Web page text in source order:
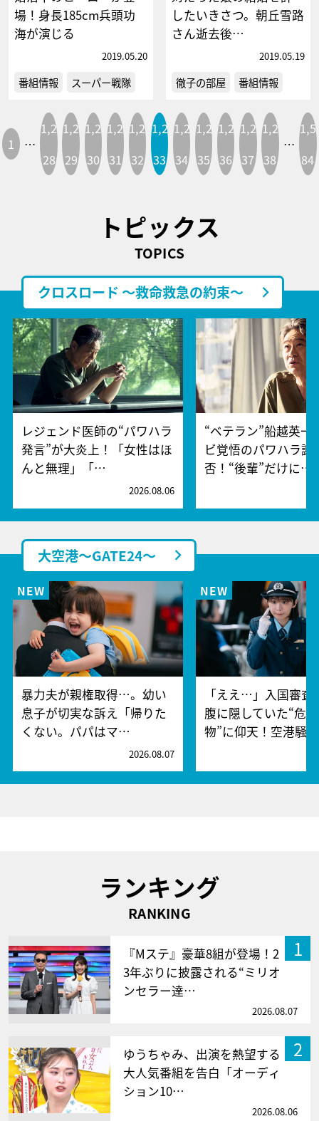
場！身長185cm兵頭功
海が演じる
2019.05.20
番組情報 スーパー戦隊
したいきさつ。朝丘雪路
さん逝去後…
2019.05.19
徹子の部屋 番組情報
1 …
1,2
28
1,2
29
1,2
30
1,2
31
1,2
32
1,2
33
1,2
34
1,2
35
1,2
36
1,2
37
1,2
38
…
1,5
84
トピックス
TOPICS
クロスロード ～救命救急の約束～
レジェンド医師の“パワハラ
発言”が大炎上！「女性はほ
んと無理」「…
2026.08.06
“ベテラン”船越英一
ビ覚悟のパワハラ謝
否！“後輩”だけに…
大空港～GATE24～
暴力夫が親権取得…。幼い
息子が切実な訴え「帰りた
くない。パパはマ…
2026.08.07
「ええ…」入国審査
腹に隠していた“危
物”に仰天！空港騒
ランキング
RANKING
1
『Mステ』豪華8組が登場！2
3年ぶりに披露される“ミリオ
ンセラー達…
2026.08.07
2
ゆうちゃみ、出演を熱望する
大人気番組を告白「オーディ
ション10…
2026.08.06